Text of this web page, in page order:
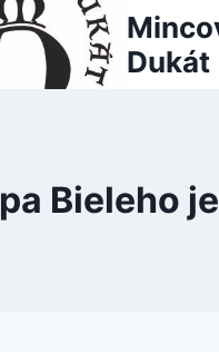
Dukát
Bieleho